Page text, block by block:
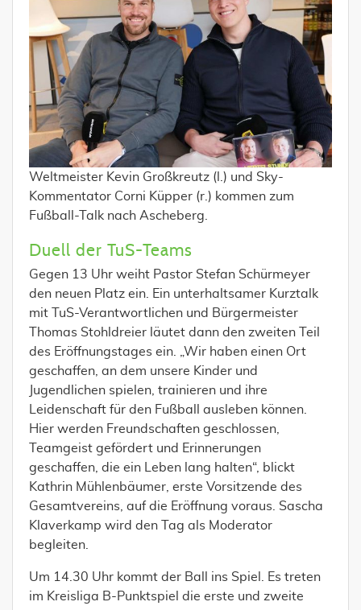
Weltmeister Kevin Großkreutz (l.) und Sky-
Kommentator Corni Küpper (r.) kommen zum
Fußball-Talk nach Ascheberg.
Duell der TuS-Teams
Gegen 13 Uhr weiht Pastor Stefan Schürmeyer
den neuen Platz ein. Ein unterhaltsamer Kurztalk
mit TuS-Verantwortlichen und Bürgermeister
Thomas Stohldreier läutet dann den zweiten Teil
des Eröffnungstages ein. „Wir haben einen Ort
geschaffen, an dem unsere Kinder und
Jugendlichen spielen, trainieren und ihre
Leidenschaft für den Fußball ausleben können.
Hier werden Freundschaften geschlossen,
Teamgeist gefördert und Erinnerungen
geschaffen, die ein Leben lang halten“, blickt
Kathrin Mühlenbäumer, erste Vorsitzende des
Gesamtvereins, auf die Eröffnung voraus. Sascha
Klaverkamp wird den Tag als Moderator
begleiten.
Um 14.30 Uhr kommt der Ball ins Spiel. Es treten
im Kreisliga B-Punktspiel die erste und zweite